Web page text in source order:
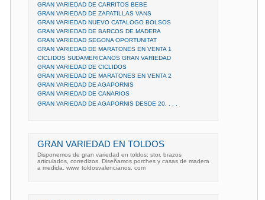
GRAN VARIEDAD DE CARRITOS BEBE
GRAN VARIEDAD DE ZAPATILLAS VANS
GRAN VARIEDAD NUEVO CATALOGO BOLSOS
GRAN VARIEDAD DE BARCOS DE MADERA
GRAN VARIEDAD SEGONA OPORTUNITAT
GRAN VARIEDAD DE MARATONES EN VENTA 1
CICLIDOS SUDAMERICANOS GRAN VARIEDAD
GRAN VARIEDAD DE CICLIDOS
GRAN VARIEDAD DE MARATONES EN VENTA 2
GRAN VARIEDAD DE AGAPORNIS
GRAN VARIEDAD DE CANARIOS
GRAN VARIEDAD DE AGAPORNIS DESDE 20. . . .
GRAN VARIEDAD EN TOLDOS
Disponemos de gran variedad en toldos: stor, brazos
articulados, corredizos. Diseñamos porches y casas de madera
a medida. www. toldosvalencianos. com